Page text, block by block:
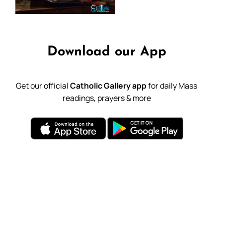
Download our App
Get our officialCatholic Gallery appfor daily Mass
readings, prayers & more